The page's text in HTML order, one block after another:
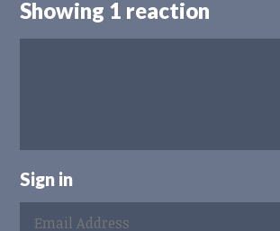
Showing 1 reaction
Sign in